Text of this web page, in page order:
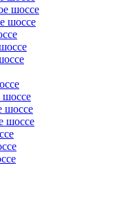
шоссе
шоссе
шоссе
шоссе
шоссе